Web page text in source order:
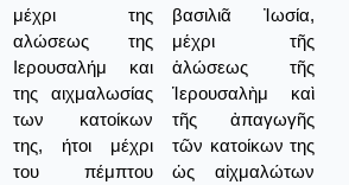
μέχρι της
αλώσεως της
Ιερουσαλήμ και
της αιχμαλωσίας
των κατοίκων
της, ήτοι μέχρι
του πέμπτου
βασιλιᾶ Ἰωσία,
μέχρι τῆς
ἁλώσεως τῆς
Ἱερουσαλὴμ καὶ
τῆς ἀπαγωγῆς
τῶν κατοίκων της
ὡς αἰχμαλώτων